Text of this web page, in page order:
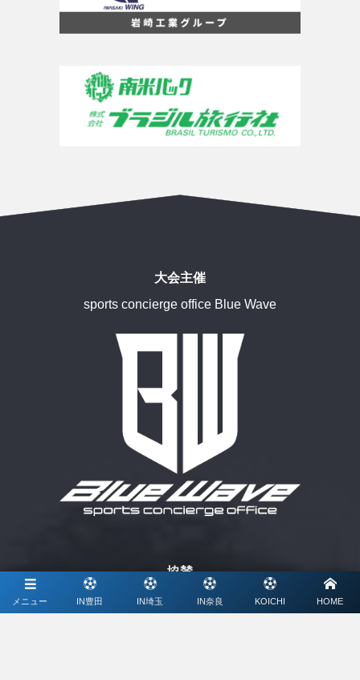
メニュー IN豊田 IN埼玉 IN奈良 KOICHI HOME
大会主催
sports concierge office Blue Wave
協賛